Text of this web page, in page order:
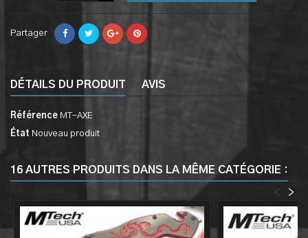
Partager
DÉTAILS DU PRODUIT AVIS
Référence MT-AXE
État Nouveau produit
16 AUTRES PRODUITS DANS LA MÊME CATÉGORIE :
>
<